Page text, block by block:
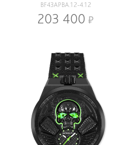
BF43APBA.12-4.12
203 400